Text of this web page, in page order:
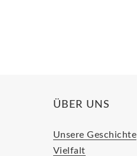
ÜBER UNS
Unsere Geschichte
Vielfalt